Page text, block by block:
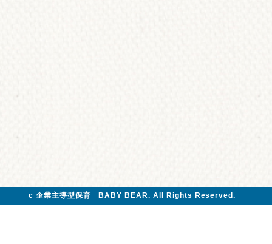
c 企業主導型保育 BABY BEAR. All Rights Reserved.